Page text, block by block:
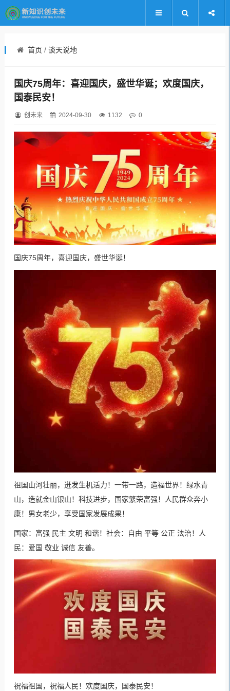
首页 / 谈天说地
国庆75周年：喜迎国庆，盛世华诞；欢度国庆，
国泰民安！
创未来 2024-09-30 1132 0
国庆75周年，喜迎国庆，盛世华诞！
祖国山河壮丽，迸发生机活力！一带一路，造福世界！绿水青
山，造就金山银山！科技进步，国家繁荣富强！人民群众奔小
康！男女老少，享受国家发展成果！
国家：富强 民主 文明 和谐！社会：自由 平等 公正 法治！人
民：爱国 敬业 诚信 友善。
祝福祖国，祝福人民！欢度国庆，国泰民安！